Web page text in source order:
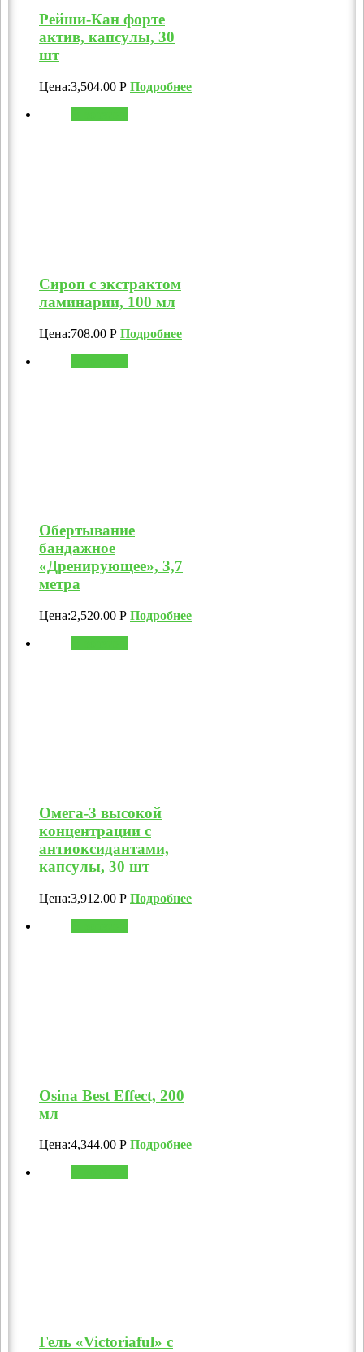
Рейши-Кан форте
актив, капсулы, 30
шт
Цена:3,504.00 Р Подробнее
Сироп с экстрактом
ламинарии, 100 мл
Цена:708.00 Р Подробнее
Обертывание
бандажное
«Дренирующее», 3,7
метра
Цена:2,520.00 Р Подробнее
Омега-3 высокой
концентрации с
антиоксидантами,
капсулы, 30 шт
Цена:3,912.00 Р Подробнее
Osina Best Effect, 200
мл
Цена:4,344.00 Р Подробнее
Гель «Victoriaful» с